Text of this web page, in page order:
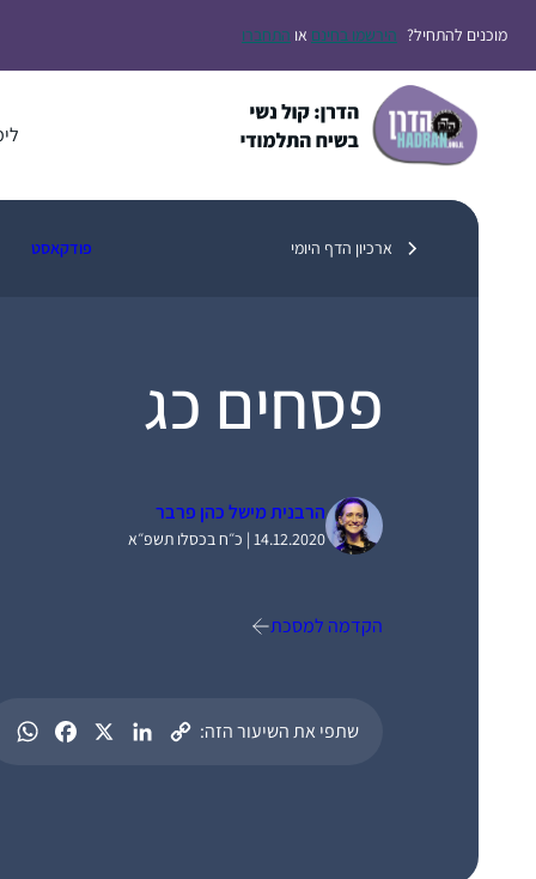
לתוכןמוכנים להתחיל? הירשמו בחינם או התחברו
ארכיון הדף היומי פודקאסט
פסחים כג
הרבנית מישל כהן פרבר
14.12.2020 | כ״ח בכסלו תשפ״א
הקדמה למסכת
שתפי את השיעור הזה: